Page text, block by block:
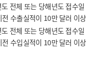
전체 또는 당해년도 접수일
전 수출실적이 10만 달러 이상
전체 또는 당해년도 접수일
전 수입실적이 10만 달러 이상